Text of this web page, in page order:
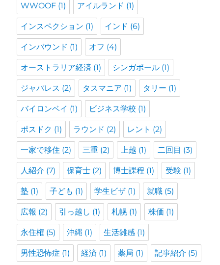
WWOOF (1) アイルランド (1)
インスペクション (1) インド (6)
インバウンド (1) オフ (4)
オーストラリア経済 (1) シンガポール (1)
ジャパレス (2) タスマニア (1) タリー (1)
バイロンベイ (1) ビジネス学校 (1)
ポスドク (1) ラウンド (2) レント (2)
一家で移住 (2) 三重 (2) 上越 (1) 二回目 (3)
人紹介 (7) 保育士 (2) 博士課程 (1) 受験 (1)
塾 (1) 子ども (1) 学生ビザ (1) 就職 (5)
広報 (2) 引っ越し (1) 札幌 (1) 株価 (1)
永住権 (5) 沖縄 (1) 生活雑感 (1)
男性恐怖症 (1) 経済 (1) 薬局 (1) 記事紹介 (5)